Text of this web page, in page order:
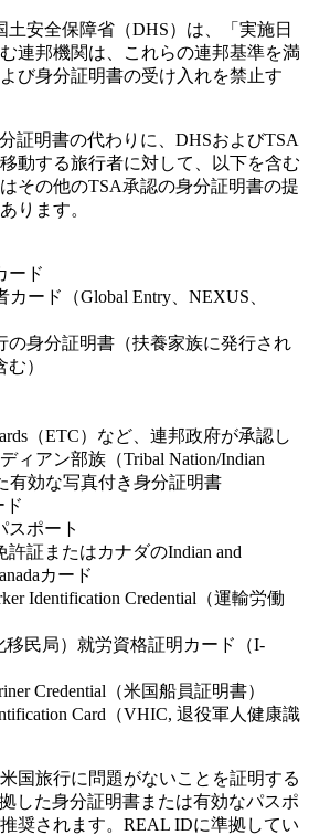
土安全保障省（DHS）は、「実施日
連邦機関は、これらの連邦基準を満
び身分証明書の受け入れを禁止す
証明書の代わりに、DHSおよびTSA
動する旅行者に対して、以下を含む
その他のTSA承認の身分証明書の提
ります。
ード
ード（Global Entry、NEXUS、
の身分証明書（扶養家族に発行され
）
（ETC）など、連邦政府が承認し
ィアン部族（Tribal Nation/Indian
有効な写真付き身分証明書
ド
スポート
許証またはカナダのIndian and
カード
Identification Credential（運輸労働
移民局）就労資格証明カード（I-
Credential（米国船員証明書）
Card（VHIC, 退役軍人健康識
国旅行に問題がないことを証明する
した身分証明書または有効なパスポ
奨されます。REAL IDに準拠してい